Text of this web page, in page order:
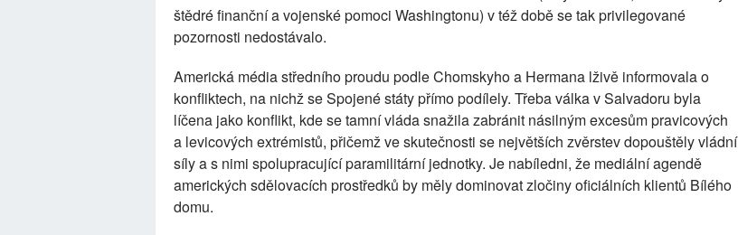
štědré finanční a vojenské pomoci Washingtonu) v též době se tak privilegované
pozornosti nedostávalo.
Americká média středního proudu podle Chomskyho a Hermana lživě informovala o
konfliktech, na nichž se Spojené státy přímo podílely. Třeba válka v Salvadoru byla
líčena jako konflikt, kde se tamní vláda snažila zabránit násilným excesům pravicových
a levicových extrémistů, přičemž ve skutečnosti se největších zvěrstev dopouštěly vládní
síly a s nimi spolupracující paramilitární jednotky. Je nabíledni, že mediální agendě
amerických sdělovacích prostředků by měly dominovat zločiny oficiálních klientů Bílého
domu.